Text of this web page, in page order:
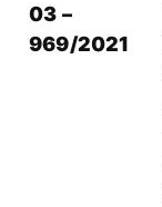
03 –
969/2021